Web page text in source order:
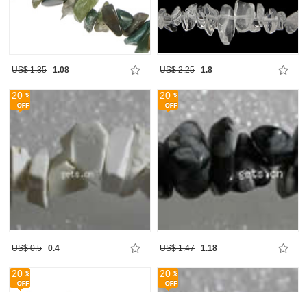
US$ 1.35 1.08 US$ 2.25 1.8
20
US$ 0.5 0.4
20
US$ 1.47 1.18
20 20